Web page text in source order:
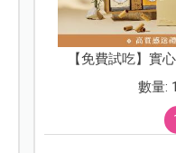
【免費試吃】實
數量: